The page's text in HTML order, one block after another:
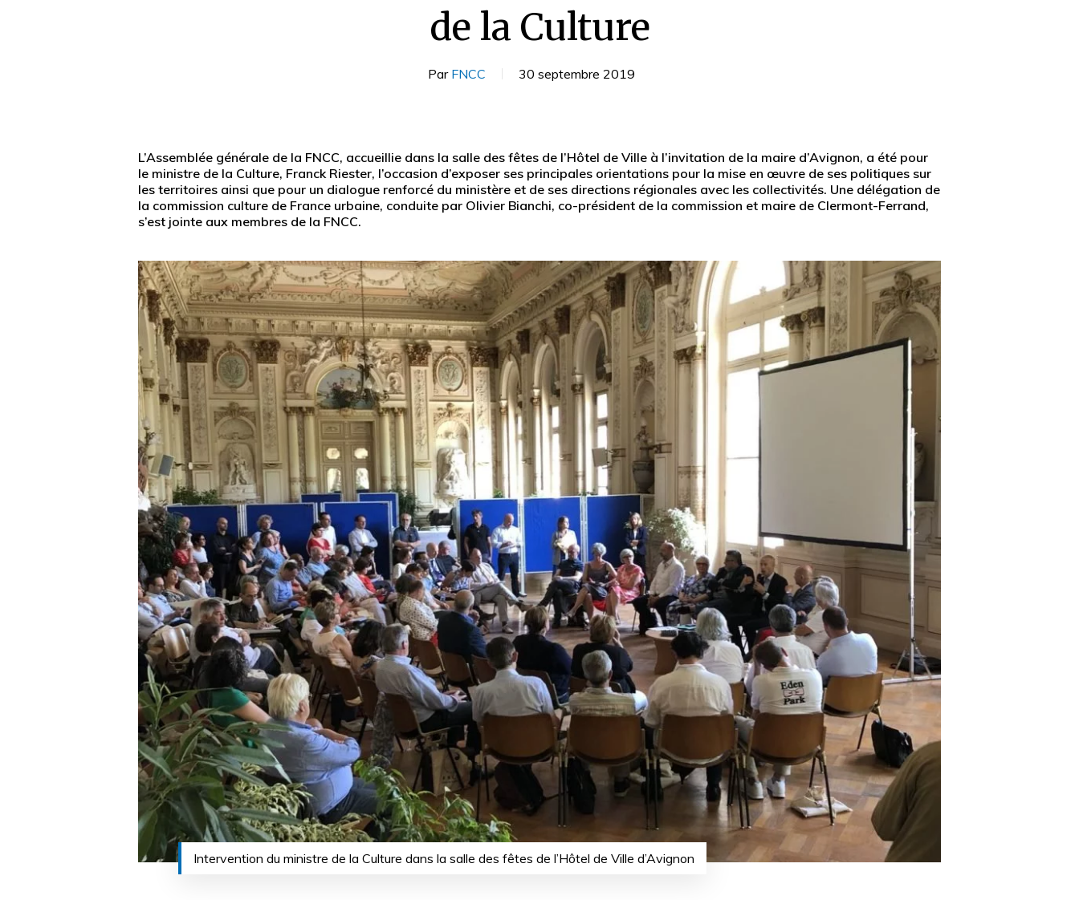
Appuyez sur Entrée pour une recherche ou ESC pour fermer
de la Culture
Par FNCC 30 septembre 2019
L’Assemblée générale de la FNCC, accueillie dans la salle des fêtes de l’Hôtel de Ville à l’invitation de la maire d’Avignon, a été pour
le ministre de la Culture, Franck Riester, l’occasion d’exposer ses principales orientations pour la mise en œuvre de ses politiques sur
les territoires ainsi que pour un dialogue renforcé du ministère et de ses directions régionales avec les collectivités. Une délégation de
la commission culture de France urbaine, conduite par Olivier Bianchi, co-président de la commission et maire de Clermont-Ferrand,
s’est jointe aux membres de la FNCC.
Intervention du ministre de la Culture dans la salle des fêtes de l’Hôtel de Ville d’Avignon